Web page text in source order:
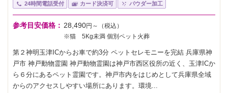
24時間電話受付
カード決済可 パウダー加工
参考目安価格： 28,490円～（税込）
※猫 5Kg未満 個別ペット火葬
第２神明玉津ICからお車で約3分 ペットセレモニーを完結 兵庫県神
戸市 神戸動物霊園 神戸動物霊園は神戸市西区役所の近く、玉津ICか
ら６分にあるペット霊園です。神戸市内をはじめとして兵庫県全域
からのアクセスしやすい場所にあります。環境...